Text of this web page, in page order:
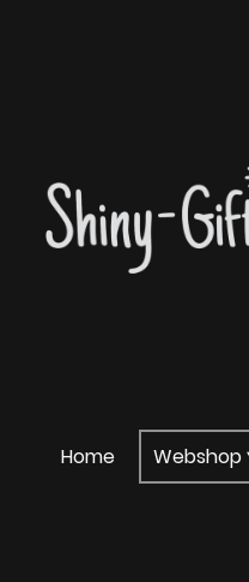
Home Webshop